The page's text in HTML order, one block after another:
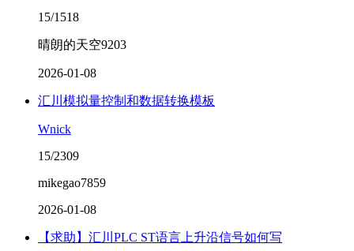
15/1518
晴朗的天空9203
2026-01-08
汇川模拟量控制和数据转换模板
Wnick
15/2309
mikegao7859
2026-01-08
【求助】汇川PLC ST语言上升沿信号如何写